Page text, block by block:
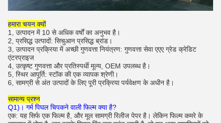
हमारा चयन क्यों
1, उत्पादन में 10 से अधिक वर्षों का अनुभव है।
2, प्रसिद्ध उत्पादों: सिचुआन प्रसिद्ध ब्रांड।
3, उत्पादन प्रक्रिया में अच्छी गुणवत्ता नियंत्रण: गुणवत्ता सेवा एएए ग्रेड क्रेडिट
एंटरप्राइज
4, उत्कृष्ट गुणवत्ता और प्रतिस्पर्धी मूल्य, OEM उपलब्ध है।
5, स्थिर आपूर्ति: स्टॉक की एक व्यापक श्रेणी।
6, सामग्री से अंत उत्पादों के लिए पूरी प्रक्रिया पर्यवेक्षण के अधीन है।
सामान्य प्रश्न
Q1)। गर्म पिघल चिपकने वाली फिल्म क्या है?
एक: यह सिर्फ एक फिल्म है, और मूल सामग्री रिलीज पेपर है। लेकिन फिल्म कमरे के